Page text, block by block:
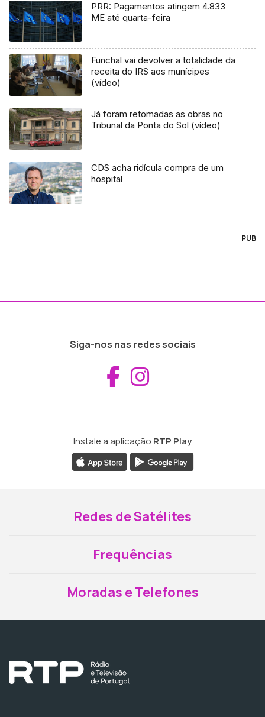
PRR: Pagamentos atingem 4.833
ME até quarta-feira
Funchal vai devolver a totalidade da
receita do IRS aos munícipes
(vídeo)
Já foram retomadas as obras no
Tribunal da Ponta do Sol (vídeo)
CDS acha ridícula compra de um
hospital
PUB
Siga-nos nas redes sociais
Aceder ao
Instale a aplicação RTP Play
Redes de Satélites
Frequências
Moradas e Telefones